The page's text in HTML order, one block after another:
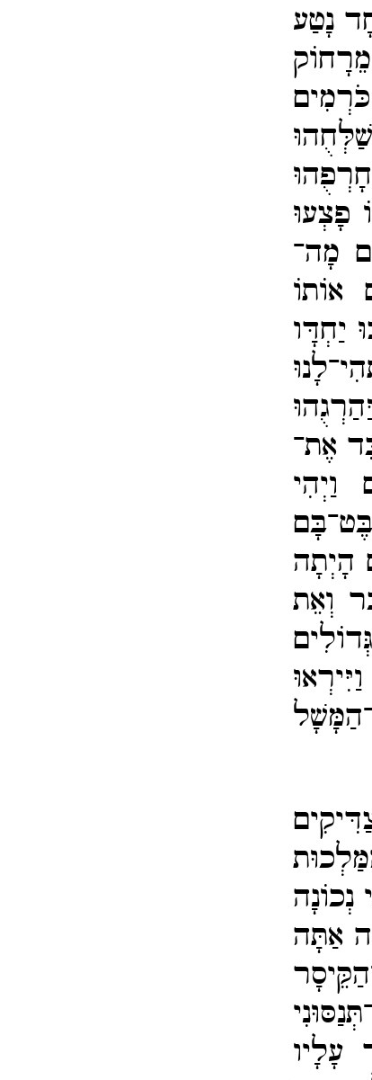
נָטַע
פָצְעוּ
מָה־​
אוֹתוֹ
יַחְדָּו
אֶת־​
וַיְהִי
הָיְתָה
וְאֵת
אַתָּה
עָלָיו